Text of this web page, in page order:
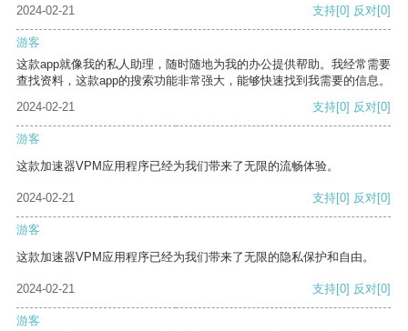
2024-02-21 支持[0] 反对[0]
游客
这款app就像我的私人助理，随时随地为我的办公提供帮助。我经常需要
查找资料，这款app的搜索功能非常强大，能够快速找到我需要的信息。
2024-02-21
支持[0] 反对[0]
游客
这款加速器VPM应用程序已经为我们带来了无限的流畅体验。
2024-02-21 支持[0] 反对[0]
游客
这款加速器VPM应用程序已经为我们带来了无限的隐私保护和自由。
2024-02-21 支持[0] 反对[0]
游客